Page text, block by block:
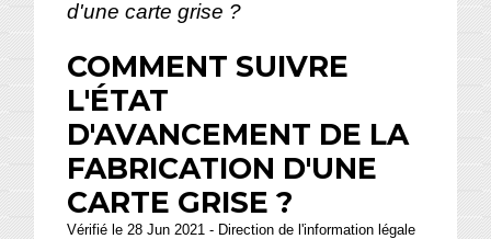
d'une carte grise ?
COMMENT SUIVRE
L'ÉTAT
D'AVANCEMENT DE LA
FABRICATION D'UNE
CARTE GRISE ?
Vérifié le 28 Jun 2021 - Direction de l'information légale